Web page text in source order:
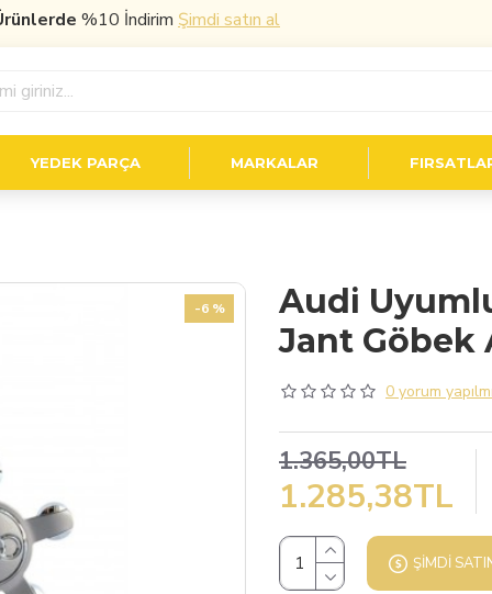
%10 İndirimŞimdi satın al
YEDEK PARÇA MARKALAR
-6 %
Audi
Jant Göbek
0 yorum
1.285,38TL
1.365,00TL
ŞIMDI